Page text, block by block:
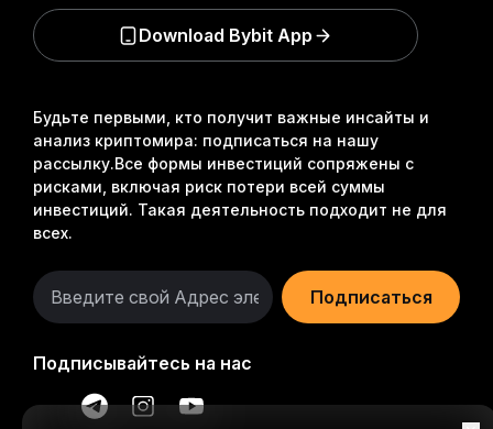
Будьте первыми, кто получит важные инсайты и
анализ криптомира: подписаться на нашу
рассылку.Все формы инвестиций сопряжены с
рисками, включая риск потери всей суммы
инвестиций. Такая деятельность подходит не для
всех.
Подписаться
Подписывайтесь на нас
Download Bybit App